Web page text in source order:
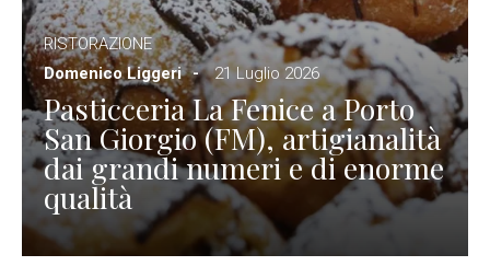
RISTORAZIONE
Domenico Liggeri
21 Luglio 2026
Pasticceria La Fenice a Porto
San Giorgio (FM), artigianalità
dai grandi numeri e di enorme
qualità